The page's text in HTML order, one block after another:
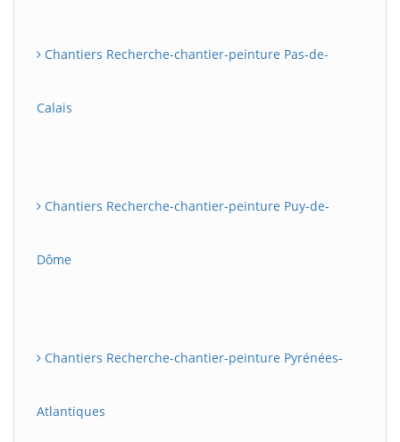
Chantiers Recherche-chantier-peinture Pas-de-
Calais
Chantiers Recherche-chantier-peinture Puy-de-
Dôme
Chantiers Recherche-chantier-peinture Pyrénées-
Atlantiques